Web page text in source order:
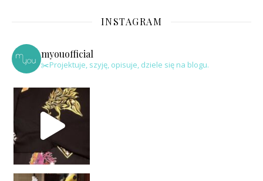
INSTAGRAM
myouofficial
✂️Projektuje, szyję, opisuje, dziele się na blogu.